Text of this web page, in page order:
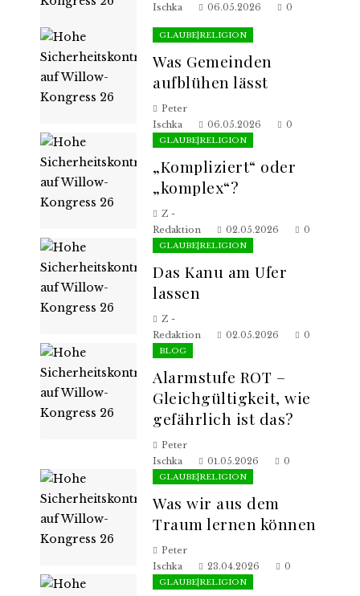
Ischka
06.05.2026 0
GLAUBE|RELIGION
Was Gemeinden
aufblühen lässt
Peter
Ischka
06.05.2026 0
GLAUBE|RELIGION
„Kompliziert“ oder
„komplex“?
Z -
Redaktion
02.05.2026 0
GLAUBE|RELIGION
Das Kanu am Ufer
lassen
Z -
Redaktion
02.05.2026 0
BLOG
Alarmstufe ROT –
Gleichgültigkeit, wie
gefährlich ist das?
Peter
Ischka
01.05.2026 0
GLAUBE|RELIGION
Was wir aus dem
Traum lernen können
Peter
Ischka
23.04.2026 0
GLAUBE|RELIGION